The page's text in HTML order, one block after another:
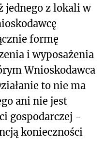
jednego z lokali w
formę
i wyposażenia
Wnioskodawca
to nie ma
ani nie jest
gospodarczej -
konieczności